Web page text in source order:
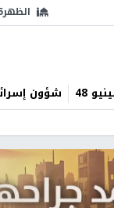
الظهر
48 شؤون